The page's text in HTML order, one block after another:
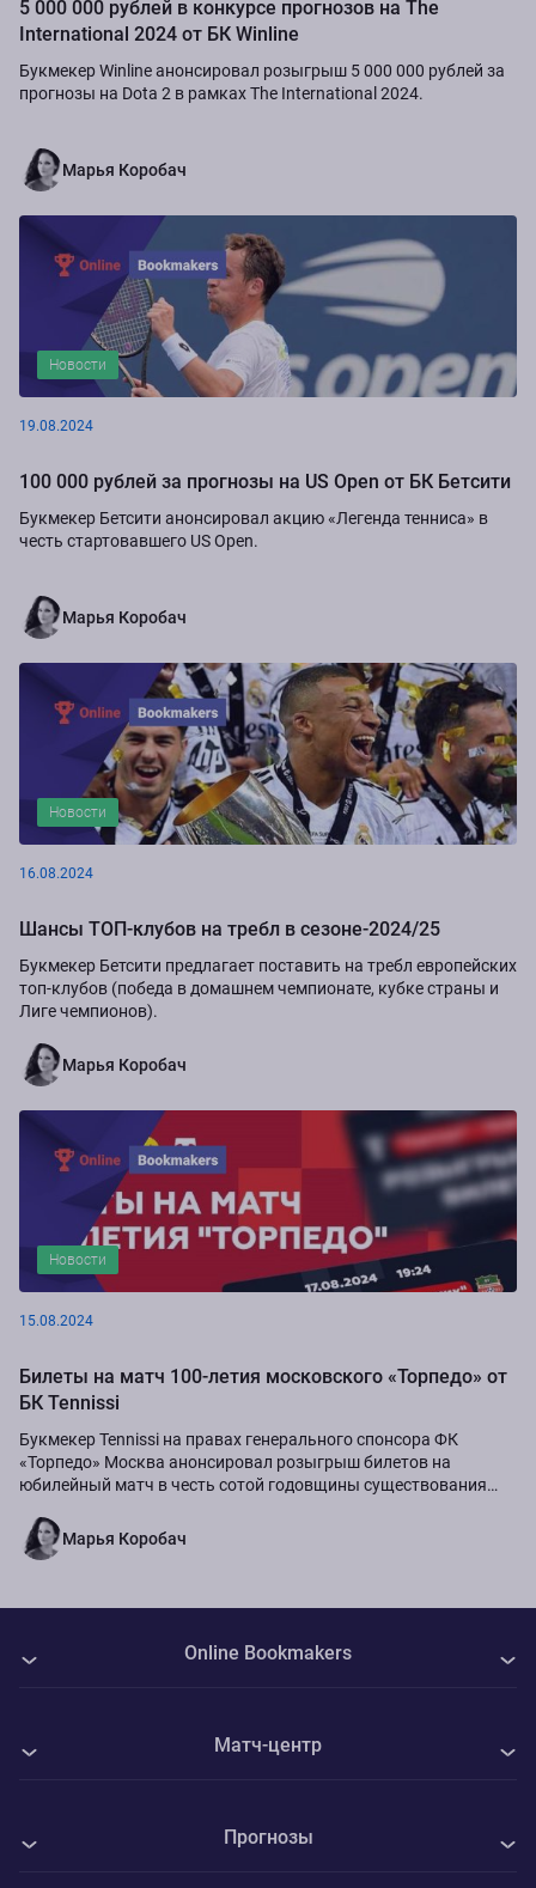
5 000 000 рублей в конкурсе прогнозов на The
International 2024 от БК Winline
Букмекер Winline анонсировал розыгрыш 5 000 000 рублей за
прогнозы на Dota 2 в рамках The International 2024.
Марья Коробач
Новости
19.08.2024
100 000 рублей за прогнозы на US Open от БК Бетсити
Букмекер Бетсити анонсировал акцию «Легенда тенниса» в
честь стартовавшего US Open.
Марья Коробач
Новости
16.08.2024
Шансы ТОП-клубов на требл в сезоне-2024/25
Букмекер Бетсити предлагает поставить на требл европейских
топ-клубов (победа в домашнем чемпионате, кубке страны и
Лиге чемпионов).
Марья Коробач
Новости
15.08.2024
Билеты на матч 100-летия московского «Торпедо» от
БК Tennissi
Букмекер Tennissi на правах генерального спонсора ФК
«Торпедо» Москва анонсировал розыгрыш билетов на
юбилейный матч в честь сотой годовщины существования
Марья Коробач
Прогнозы
Матч-центр
Online Bookmakers
Контакты